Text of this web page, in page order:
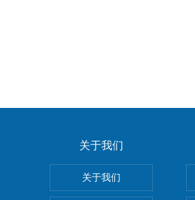
关于我们
关于我们